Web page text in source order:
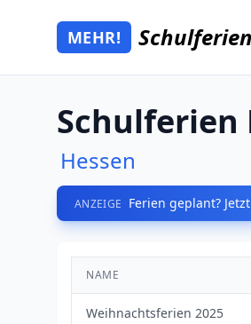
Zum Hauptinhalt springen
Mehr Schulferien
MEHR! Schulferien
Hessen
ANZEIGE Ferien geplant?
NAME
Weihnachtsferien 2025